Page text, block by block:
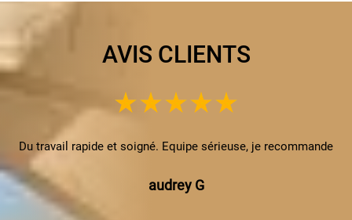
AVIS CLIENTS
Du travail rapide et soigné. Equipe sérieuse, je recommande
audrey G